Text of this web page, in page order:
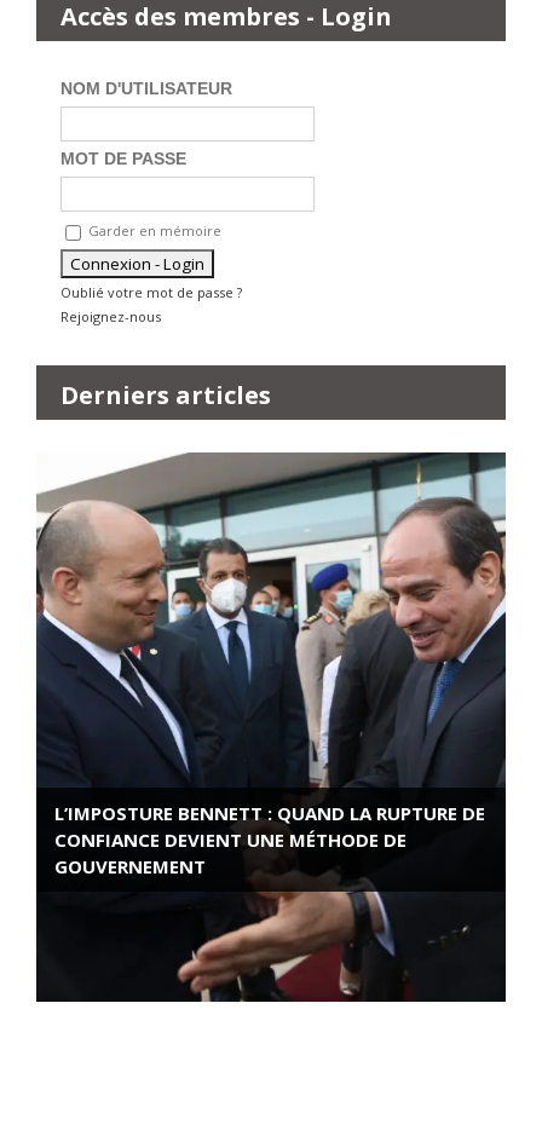
Accès des membres - Login
NOM D'UTILISATEUR
MOT DE PASSE
Garder en mémoire
Oublié votre mot de passe ?
Rejoignez-nous
Derniers articles
L’IMPOSTURE BENNETT : QUAND LA RUPTURE DE
CONFIANCE DEVIENT UNE MÉTHODE DE
GOUVERNEMENT
ROSE VALLAND, HEROÏNE DE LA RESISTANCE